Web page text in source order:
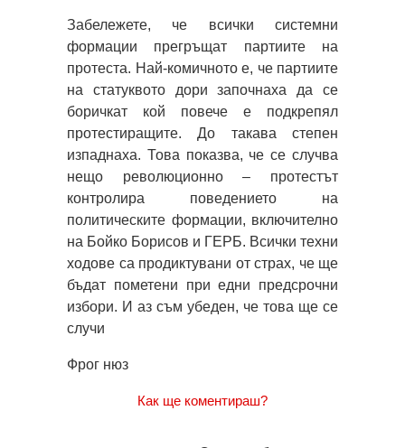
Забележете, че всички системни
формации прегръщат партиите на
протеста. Най-комичното е, че партиите
на статуквото дори започнаха да се
боричкат кой повече е подкрепял
протестиращите. До такава степен
изпаднаха. Това показва, че се случва
нещо революционно – протестът
контролира поведението на
политическите формации, включително
на Бойко Борисов и ГЕРБ. Всички техни
ходове са продиктувани от страх, че ще
бъдат пометени при едни предсрочни
избори. И аз съм убеден, че това ще се
случи
Фрог нюз
Как ще коментираш?